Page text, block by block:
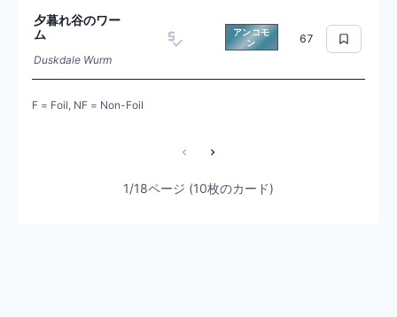
夕暮れ谷のワー
ム
Duskdale Wurm
アンコモ
ン
67
F = Foil, NF = Non-Foil
1/18ページ (10枚のカード)